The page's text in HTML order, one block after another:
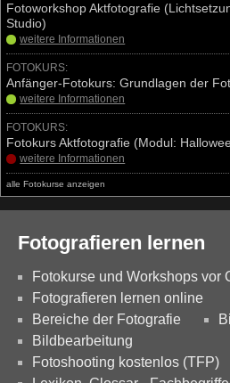
Fotoworkshop Aktfotografie
Studio)
weitere Informationen
FOTOKURS:
Anfänger-Fotokurs: Grundlagen der
weitere Informationen
FOTOKURS:
Fotokurs Aktfotografie (Modul:
weitere Informationen
alle Fotokurse anzeigen
Fotografieren lernen
Fotokurse und Workshops vor
Fotografieren lernen online
Bereiche der Fotografie
Bildbearbeitung
Fotoshooting kostenlos (TFP)